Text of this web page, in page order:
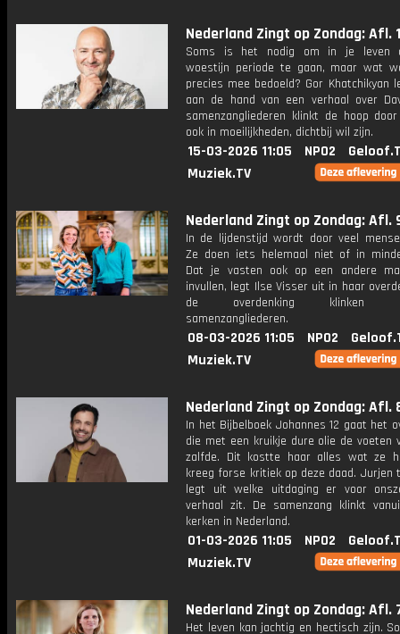
Nederland Zingt op Zondag: Afl.
Soms is het nodig om in je leven
woestijn periode te gaan, maar wat
precies mee bedoeld? Gor Khatchikyan
aan de hand van een verhaal over
samenzangliederen klinkt de hoop
ook in moeilijkheden, dichtbij wil zijn.
15-03-2026 11:05 NPO2
Muziek.TV
Nederland Zingt op Zondag: Afl.
In de lijdenstijd wordt door veel
Ze doen iets helemaal niet of in
Dat je vasten ook op een andere
invullen, legt Ilse Visser uit in haar
de overdenking klinken
samenzangliederen.
08-03-2026 11:05 NPO2
Muziek.TV
Nederland Zingt op Zondag: Afl.
In het Bijbelboek Johannes 12 gaat het
die met een kruikje dure olie de voeten
zalfde. Dit kostte haar alles wat ze
kreeg forse kritiek op deze daad. Jurjen
legt uit welke uitdaging er voor
verhaal zit. De samenzang klinkt
kerken in Nederland.
01-03-2026 11:05 NPO2
Muziek.TV
Nederland Zingt op Zondag: Afl.
Het leven kan jachtig en hectisch zijn.